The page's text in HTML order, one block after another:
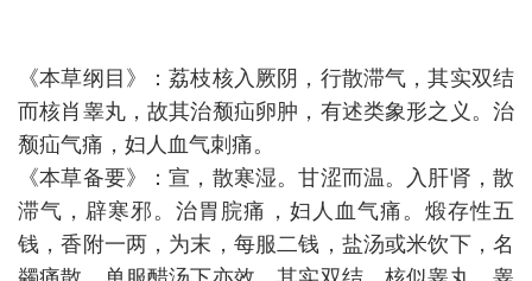
《本草纲目》：荔枝核入厥阴，行散滞气，其实双结
而核肖睾丸，故其治颓疝卵肿，有述类象形之义。治
颓疝气痛，妇人血气刺痛。
《本草备要》：宣，散寒湿。甘涩而温。入肝肾，散
滞气，辟寒邪。治胃脘痛，妇人血气痛。煅存性五
钱，香附一两，为末，每服二钱，盐汤或米饮下，名
蠲痛散。单服醋汤下亦效。其实双结，核似睾丸。睾